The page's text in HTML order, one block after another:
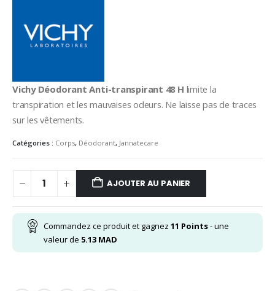
MAD.
Vichy Déodorant Anti-transpirant 48 H limite la
transpiration et les mauvaises odeurs. Ne laisse pas de traces
sur les vêtements.
Catégories : Corps, Déodorant, Jannatecare
AJOUTER AU PANIER
Commandez ce produit et gagnez 11 Points- une
valeur de 5.13 MAD